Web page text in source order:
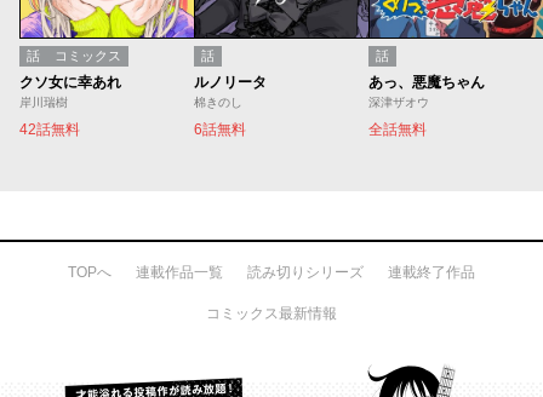
話 コミックス
クソ女に幸あれ
岸川瑞樹
42話無料
話
ルノリータ
棉きのし
6話無料
話
あっ、悪魔ちゃん
深津ザオウ
全話無料
TOPへ 連載作品一覧 読み切りシリーズ 連載終了作品
コミックス最新情報